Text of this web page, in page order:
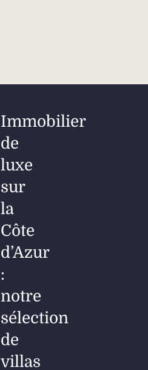
Immobilier
de
luxe
sur
la
Côte
d’Azur
:
notre
sélection
de
villas